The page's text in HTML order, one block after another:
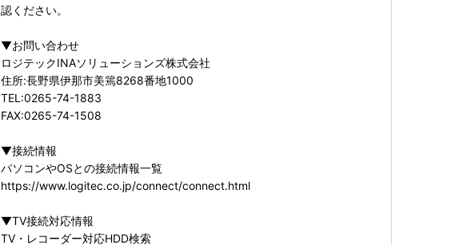
認ください。
▼お問い合わせ
ロジテックINAソリューションズ株式会社
住所:長野県伊那市美篶8268番地1000
TEL:0265-74-1883
FAX:0265-74-1508
▼接続情報
パソコンやOSとの接続情報一覧
https://www.logitec.co.jp/connect/connect.html
▼TV接続対応情報
TV・レコーダー対応HDD検索